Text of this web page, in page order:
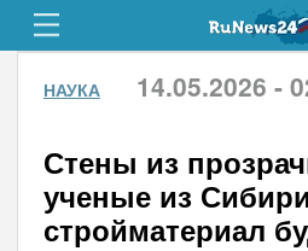
НАУКА 14.05.2026 -
Стены из
ученые из
стройматериал